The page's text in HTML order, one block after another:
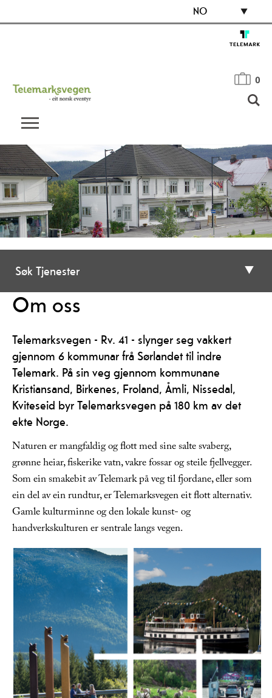
NO
0
Søk Tjenester
Om oss
Telemarksvegen - Rv. 41 - slynger seg vakkert
gjennom 6 kommunar frå Sørlandet til indre
Telemark. På sin veg gjennom kommunane
Kristiansand, Birkenes, Froland, Åmli, Nissedal,
Kviteseid byr Telemarksvegen på 180 km av det
ekte Norge.
Naturen er mangfaldig og flott med sine salte svaberg,
grønne heiar, fiskerike vatn, vakre fossar og steile fjellvegger.
Som ein smakebit av Telemark på veg til fjordane, eller som
ein del av ein rundtur, er Telemarksvegen eit flott alternativ.
Gamle kulturminne og den lokale kunst- og
handverkskulturen er sentrale langs vegen.